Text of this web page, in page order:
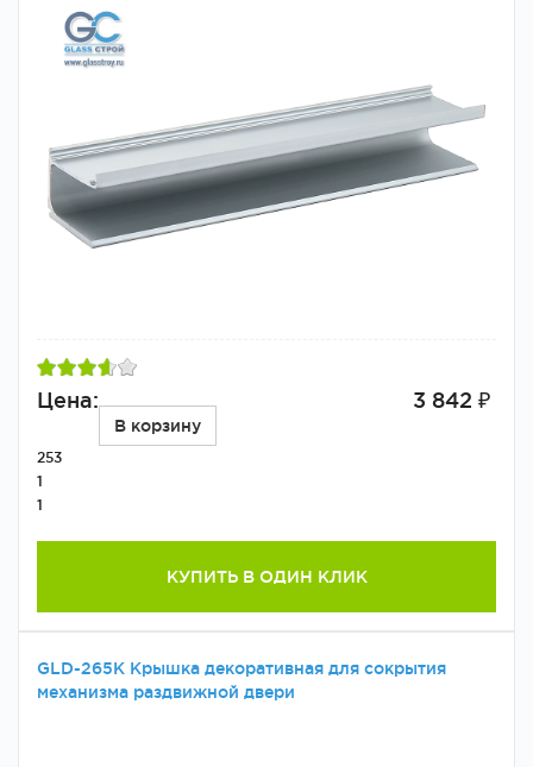
Цена: 3 842 ₽
В корзину
253
1
1
КУПИТЬ В ОДИН КЛИК
GLD-265K Крышка декоративная для сокрытия
механизма раздвижной двери